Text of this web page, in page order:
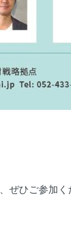
ぜひご参加く